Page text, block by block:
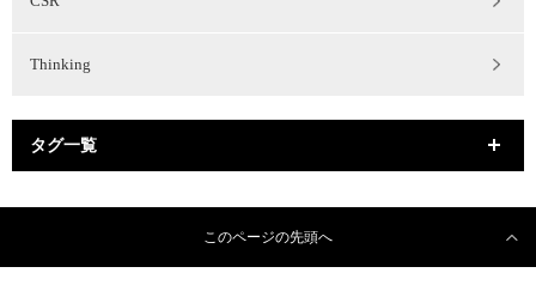
Thinking
タグ一覧
このページの先頭へ